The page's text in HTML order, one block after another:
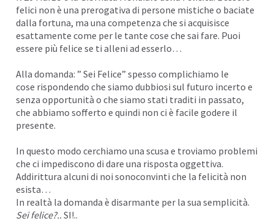
felici non è una prerogativa di persone mistiche o baciate
dalla fortuna, ma una competenza che si acquisisce
esattamente come per le tante cose che sai fare. Puoi
essere più felice se ti alleni ad esserlo…
Alla domanda: ” Sei Felice” spesso complichiamo le
cose rispondendo che siamo dubbiosi sul futuro incerto e
senza opportunità o che siamo stati traditi in passato,
che abbiamo sofferto e quindi non ci è facile godere il
presente.
In questo modo cerchiamo una scusa e troviamo problemi
che ci impediscono di dare una risposta oggettiva.
Addirittura alcuni di noi sonoconvinti che la felicità non
esista…
In realtà la domanda è disarmante per la sua semplicità.
Sei felice?.. SI!..